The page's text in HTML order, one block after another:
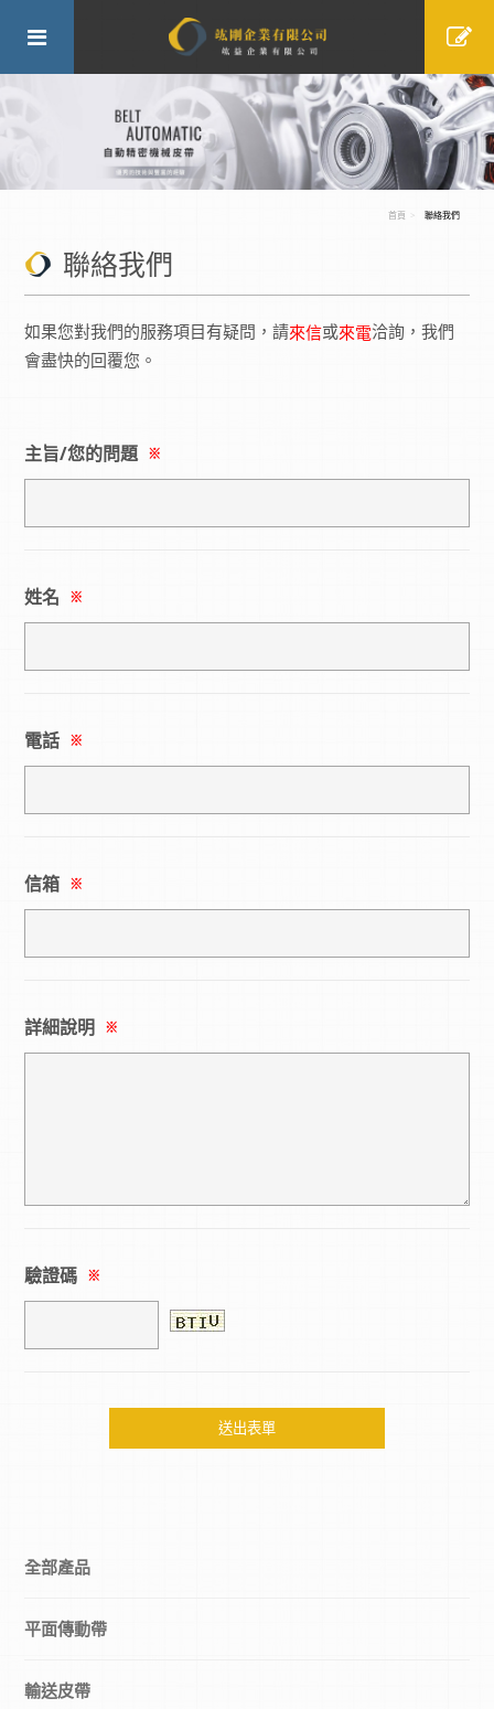
首頁 聯絡我們
聯絡我們
如果您對我們的服務項目有疑問，請來信或來電洽詢，我們
會盡快的回覆您。
主旨/您的問題 ※
姓名 ※
電話 ※
信箱 ※
詳細說明 ※
驗證碼 ※
全部產品
平面傳動帶
輸送皮帶